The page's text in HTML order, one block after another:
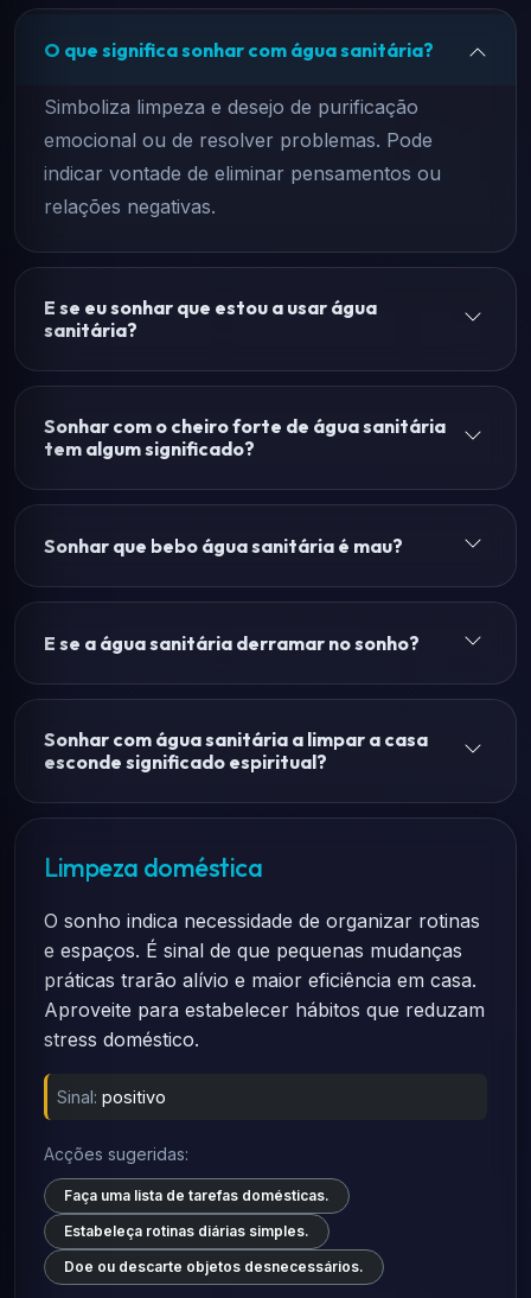
O que significa sonhar com água sanitária?
Simboliza limpeza e desejo de purificação
emocional ou de resolver problemas. Pode
indicar vontade de eliminar pensamentos ou
relações negativas.
E se eu sonhar que estou a usar água
sanitária?
Sonhar com o cheiro forte de água sanitária
tem algum significado?
Sonhar que bebo água sanitária é mau?
E se a água sanitária derramar no sonho?
Sonhar com água sanitária a limpar a casa
esconde significado espiritual?
Limpeza doméstica
O sonho indica necessidade de organizar rotinas
e espaços. É sinal de que pequenas mudanças
práticas trarão alívio e maior eficiência em casa.
Aproveite para estabelecer hábitos que reduzam
stress doméstico.
Sinal: positivo
Acções sugeridas:
Faça uma lista de tarefas domésticas.
Estabeleça rotinas diárias simples.
Doe ou descarte objetos desnecessários.